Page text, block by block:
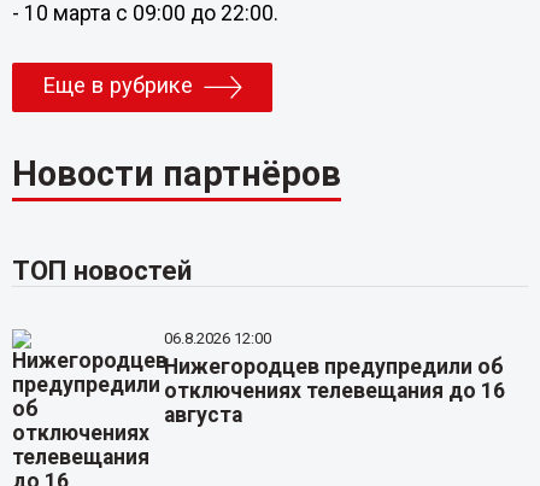
- 10 марта с 09:00 до 22:00.
Еще в рубрике
Новости партнёров
ТОП новостей
06.8.2026 12:00
Нижегородцев предупредили об
отключениях телевещания до 16
августа